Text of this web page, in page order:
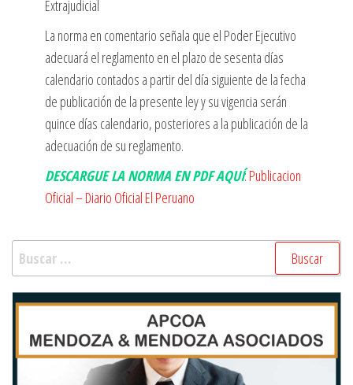
Extrajudicial
La norma en comentario señala que el Poder Ejecutivo
adecuará el reglamento en el plazo de sesenta días
calendario contados a partir del día siguiente de la fecha
de publicación de la presente ley y su vigencia serán
quince días calendario, posteriores a la publicación de la
adecuación de su reglamento.
DESCARGUE LA NORMA EN PDF AQUÍ:Publicacion
Oficial – Diario Oficial El Peruano
Buscar: